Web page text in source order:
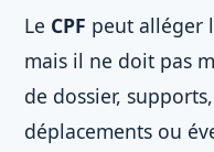
Le CPF peut alléger
mais il ne doit pas
de dossier,
déplacements ou